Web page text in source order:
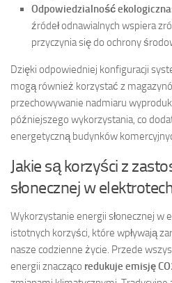
Odpowiedzialność
źródeł odnawialnych wspiera
przyczynia się do ochrony
Dzięki odpowiedniej konfiguracji
mogą również korzystać z
przechowywanie nadmiaru
późniejszego wykorzystania, co
energetyczną budynków
Jakie są korzyści z
słonecznej w
Wykorzystanie energii słonecznej w
istotnych korzyści, które wpływają
nasze codzienne życie. Przede
energii znacząco redukuje emisję